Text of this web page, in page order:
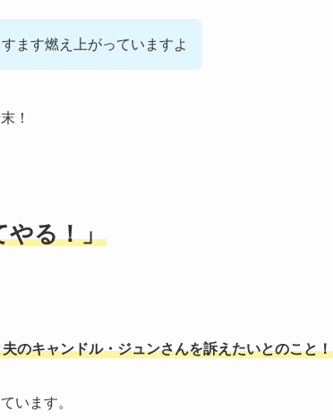
ます燃え上がっていますよ
！
やる！」
のキャンドル・ジュンさんを訴えたいとのこと！
います。